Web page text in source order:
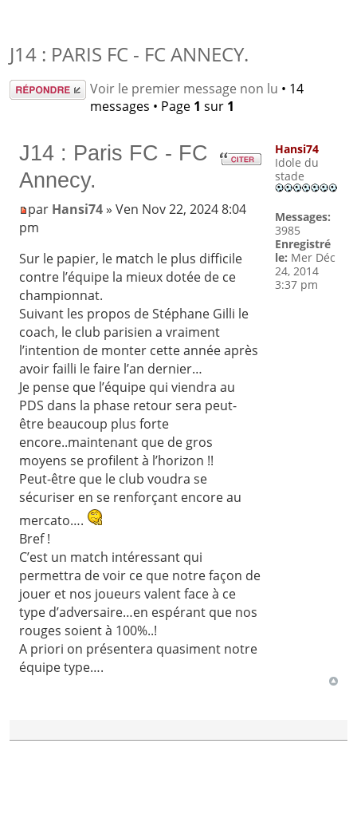
J14 : PARIS FC - FC ANNECY.
Répondre Voir le premier message non lu • 14
messages • Page 1 sur 1
J14 : Paris FC - FC
Annecy.
par Hansi74» Ven Nov 22, 2024 8:04
pm
Sur le papier, le match le plus difficile
contre l’équipe la mieux dotée de ce
championnat.
Suivant les propos de Stéphane Gilli le
coach, le club parisien a vraiment
l’intention de monter cette année après
avoir failli le faire l’an dernier…
Je pense que l’équipe qui viendra au
PDS dans la phase retour sera peut-
être beaucoup plus forte
encore..maintenant que de gros
moyens se profilent à l’horizon !!
Peut-être que le club voudra se
sécuriser en se renforçant encore au
mercato….
Bref !
C’est un match intéressant qui
permettra de voir ce que notre façon de
jouer et nos joueurs valent face à ce
type d’adversaire…en espérant que nos
rouges soient à 100%..!
A priori on présentera quasiment notre
équipe type….
Hansi74
Idole du
stade
Messages:
3985
Enregistré
le: Mer Déc
24, 2014
3:37 pm